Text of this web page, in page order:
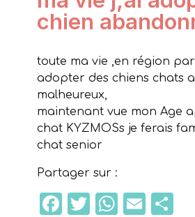
chien
toute ma vie ,en région
adopter des chiens chats
malheureux,
maintenant vue mon Age
chat KYZMOSs je ferais
chat senior
Partager sur :
Facebook
Twitter